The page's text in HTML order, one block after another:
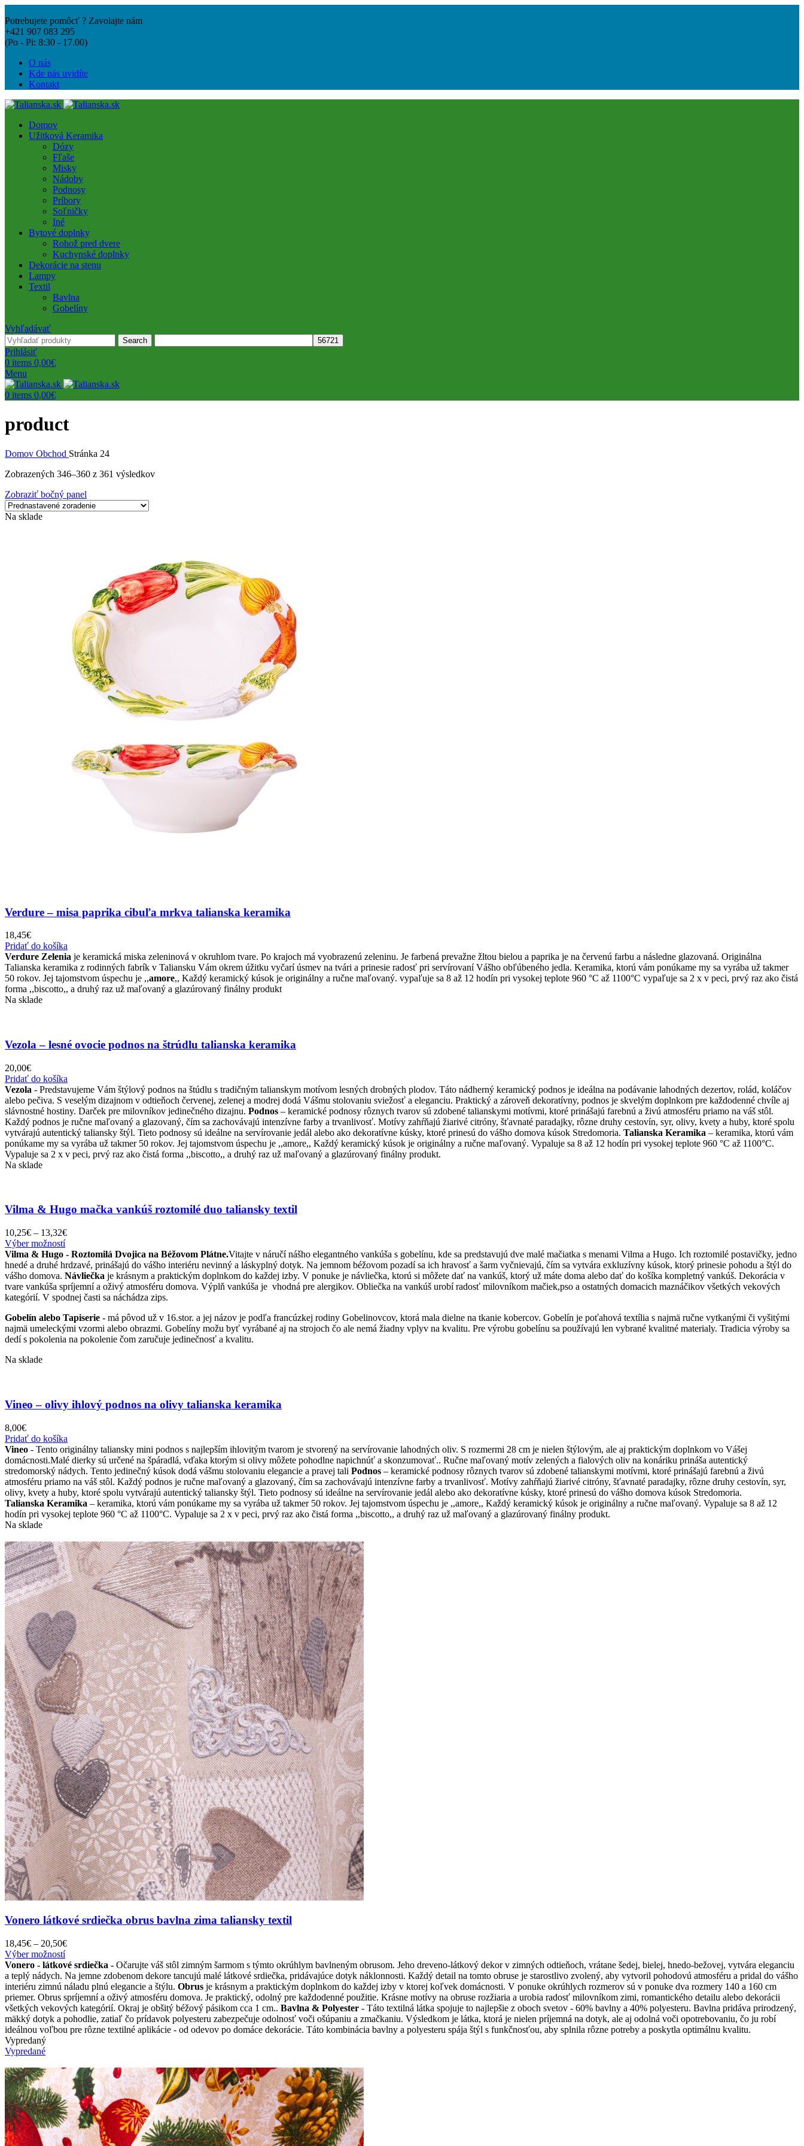
Potrebujete pomôcť ? Zavolajte nám
+421 907 083 295
(Po - Pi: 8:30 - 17.00)
O nás
Kde nás uvidíte
Kontakt
Domov
Užitková Keramika
Dózy
Fľaše
Misky
Nádoby
Podnosy
Príbory
Soľničky
Iné
Bytové doplnky
Rohož pred dvere
Kuchynské doplnky
Dekorácie na stenu
Lampy
Textil
Bavlna
Gobelíny
Vyhľadávať
Search
Prihlásiť
0 items 0,00€
Menu
0 items 0,00€
product
Domov Obchod Stránka 24
Zobrazených 346–360 z 361 výsledkov
Zobraziť bočný panel
Na sklade
Verdure – misa paprika cibuľa mrkva talianska keramika
18,45€
Pridať do košíka
Verdure Zelenia je keramická miska zeleninová v okruhlom tvare. Po krajoch má vyobrazenú zeleninu. Je farbená prevažne žltou bielou a paprika je na červenú farbu a následne glazovaná. Originálna
Talianska keramika z rodinných fabrík v Taliansku Vám okrem úžitku vyčarí úsmev na tvári a prinesie radosť pri servírovaní Vášho obľúbeného jedla. Keramika, ktorú vám ponúkame my sa vyrába už takmer
50 rokov. Jej tajomstvom úspechu je ,,amore,, Každý keramický kúsok je originálny a ručne maľovaný. vypaľuje sa 8 až 12 hodín pri vysokej teplote 960 °C až 1100°C vypaľuje sa 2 x v peci, prvý raz ako čistá
forma ,,biscotto,, a druhý raz už maľovaný a glazúrovaný finálny produkt
Na sklade
Vezola – lesné ovocie podnos na štrúdlu talianska keramika
20,00€
Pridať do košíka
Vezola - Predstavujeme Vám štýlový podnos na štúdlu s tradičným talianskym motívom lesných drobných plodov. Táto nádherný keramický podnos je ideálna na podávanie lahodných dezertov, rolád, koláčov
alebo pečiva. S veselým dizajnom v odtieňoch červenej, zelenej a modrej dodá Vášmu stolovaniu sviežosť a eleganciu. Praktický a zároveň dekoratívny, podnos je skvelým doplnkom pre každodenné chvíle aj
slávnostné hostiny. Darček pre milovníkov jedinečného dizajnu. Podnos – keramické podnosy rôznych tvarov sú zdobené talianskymi motívmi, ktoré prinášajú farebnú a živú atmosféru priamo na váš stôl.
Každý podnos je ručne maľovaný a glazovaný, čím sa zachovávajú intenzívne farby a trvanlivosť. Motívy zahŕňajú žiarivé citróny, šťavnaté paradajky, rôzne druhy cestovín, syr, olivy, kvety a huby, ktoré spolu
vytvárajú autentický taliansky štýl. Tieto podnosy sú ideálne na servírovanie jedál alebo ako dekoratívne kúsky, ktoré prinesú do vášho domova kúsok Stredomoria. Talianska Keramika – keramika, ktorú vám
ponúkame my sa vyrába už takmer 50 rokov. Jej tajomstvom úspechu je ,,amore,, Každý keramický kúsok je originálny a ručne maľovaný. Vypaluje sa 8 až 12 hodín pri vysokej teplote 960 °C až 1100°C.
Vypaluje sa 2 x v peci, prvý raz ako čistá forma ,,biscotto,, a druhý raz už maľovaný a glazúrovaný finálny produkt.
Na sklade
Vilma & Hugo mačka vankúš roztomilé duo taliansky textil
10,25€ – 13,32€Price
10,25€
through
13,32€
Výber možnostíTento
produkt
má
viacero
variantov.
Možnosti
môžete
vybrať
na
Vilma & Hugo - Roztomilá Dvojica na Béžovom Plátne.Vitajte v náručí nášho elegantného vankúša s gobelínu, kde sa predstavujú dve malé mačiatka s menami Vilma a Hugo. Ich roztomilé postavičky, jedno
hnedé a druhé hrdzavé, prinášajú do vášho interiéru nevinný a láskyplný dotyk. Na jemnom béžovom pozadí sa ich hravosť a šarm vyčnievajú, čím sa vytvára exkluzívny kúsok, ktorý prinesie pohodu a štýl do
vášho domova. Návliečka je krásnym a praktickým doplnkom do každej izby. V ponuke je návliečka, ktorú si môžete dať na vankúš, ktorý už máte doma alebo dať do košíka kompletný vankúš. Dekorácia v
tvare vankúša spríjemní a oživý atmosféru domova. Výplň vankúša je vhodná pre alergikov. Obliečka na vankúš urobí radosť milovníkom mačiek,pso a ostatných domacich maznáčikov všetkých vekových
kategórií. V spodnej časti sa náchádza zips.
Gobelín alebo Tapiserie - má pôvod už v 16.stor. a jej názov je podľa francúzkej rodiny Gobelinovcov, ktorá mala dielne na tkanie kobercov. Gobelín je poťahová textília s najmä ručne vytkanými či vyšitými
najmä umeleckými vzormi alebo obrazmi. Gobelíny možu byť vyrábané aj na strojoch čo ale nemá žiadny vplyv na kvalitu. Pre výrobu gobelínu sa používajú len vybrané kvalitné materialy. Tradicia výroby sa
dedí s pokolenia na pokolenie čom zaručuje jedinečnosť a kvalitu.
Na sklade
Vineo – olivy ihlový podnos na olivy talianska keramika
8,00€
Pridať do košíka
Vineo - Tento originálny taliansky mini podnos s najlepším ihlovitým tvarom je stvorený na servírovanie lahodných oliv. S rozmermi 28 cm je nielen štýlovým, ale aj praktickým doplnkom vo Vášej
domácnosti.Malé dierky sú určené na špáradlá, vďaka ktorým si olivy môžete pohodlne napichnúť a skonzumovať.. Ručne maľovaný motív zelených a fialových oliv na konáriku prináša autentický
stredomorský nádych. Tento jedinečný kúsok dodá vášmu stolovaniu elegancie a pravej tali Podnos – keramické podnosy rôznych tvarov sú zdobené talianskymi motívmi, ktoré prinášajú farebnú a živú
atmosféru priamo na váš stôl. Každý podnos je ručne maľovaný a glazovaný, čím sa zachovávajú intenzívne farby a trvanlivosť. Motívy zahŕňajú žiarivé citróny, šťavnaté paradajky, rôzne druhy cestovín, syr,
olivy, kvety a huby, ktoré spolu vytvárajú autentický taliansky štýl. Tieto podnosy sú ideálne na servírovanie jedál alebo ako dekoratívne kúsky, ktoré prinesú do vášho domova kúsok Stredomoria.
Talianska Keramika – keramika, ktorú vám ponúkame my sa vyrába už takmer 50 rokov. Jej tajomstvom úspechu je ,,amore,, Každý keramický kúsok je originálny a ručne maľovaný. Vypaluje sa 8 až 12
hodín pri vysokej teplote 960 °C až 1100°C. Vypaluje sa 2 x v peci, prvý raz ako čistá forma ,,biscotto,, a druhý raz už maľovaný a glazúrovaný finálny produkt.
Na sklade
Vonero látkové srdiečka obrus bavlna zima taliansky textil
18,45€ – 20,50€Price
18,45€
through
20,50€
Výber možnostíTento
produkt
má
viacero
variantov.
Možnosti
si
môžete
produktu.
Vonero - látkové srdiečka - Očarujte váš stôl zimným šarmom s týmto okrúhlym bavlneným obrusom. Jeho dreveno-látkový dekor v zimných odtieňoch, vrátane šedej, bielej, hnedo-bežovej, vytvára eleganciu
a teplý nádych. Na jemne zdobenom dekore tancujú malé látkové srdiečka, pridávajúce dotyk náklonnosti. Každý detail na tomto obruse je starostlivo zvolený, aby vytvoril pohodovú atmosféru a pridal do vášho
interiéru zimnú náladu plnú elegancie a štýlu. Obrus je krásnym a praktickým doplnkom do každej izby v ktorej koľvek domácnosti. V ponuke okrúhlych rozmerov sú v ponuke dva rozmery 140 a 160 cm
priemer. Obrus spríjemní a oživý atmosféru domova. Je praktický, odolný pre každodenné použitie. Krásne motívy na obruse rozžiaria a urobia radosť milovníkom zimi, romantického detailu alebo dekorácii
všetkých vekových kategórií. Okraj je obšitý béžový pásikom cca 1 cm.. Bavlna & Polyester - Táto textilná látka spojuje to najlepšie z oboch svetov - 60% bavlny a 40% polyesteru. Bavlna pridáva prirodzený,
mäkký dotyk a pohodlie, zatiaľ čo prídavok polyesteru zabezpečuje odolnosť voči ošúpaniu a zmačkaniu. Výsledkom je látka, ktorá je nielen príjemná na dotyk, ale aj odolná voči opotrebovaniu, čo ju robí
ideálnou voľbou pre rôzne textilné aplikácie - od odevov po domáce dekorácie. Táto kombinácia bavlny a polyesteru spája štýl s funkčnosťou, aby splnila rôzne potreby a poskytla optimálnu kvalitu.
Vypredaný
Vypredané